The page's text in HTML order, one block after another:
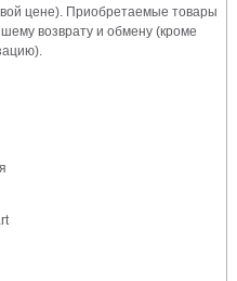
цене). Приобретаемые товары
возврату и обмену (кроме